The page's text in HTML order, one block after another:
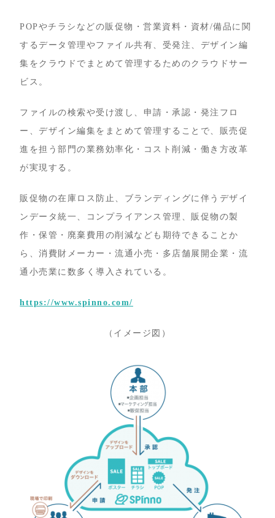
POPやチラシなどの販促物・営業資料・資材/備品に関
するデータ管理やファイル共有、受発注、デザイン編
集をクラウドでまとめて管理するためのクラウドサー
ビス。
ファイルの検索や受け渡し、申請・承認・発注フロ
ー、デザイン編集をまとめて管理することで、販売促
進を担う部門の業務効率化・コスト削減・働き方改革
が実現する。
販促物の在庫ロス防止、ブランディングに伴うデザイ
ンデータ統一、コンプライアンス管理、販促物の製
作・保管・廃棄費用の削減なども期待できることか
ら、消費財メーカー・流通小売・多店舗展開企業・流
通小売業に数多く導入されている。
https://www.spinno.com/
（イメージ図）